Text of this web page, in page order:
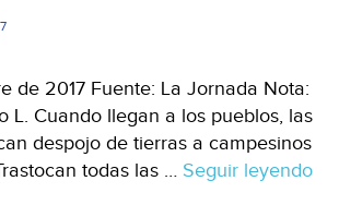
(Excélsior)
de 2017 Fuente: La Jornada Nota:
L. Cuando llegan a los pueblos, las
despojo de tierras a campesinos
todas las … Seguir leyendo